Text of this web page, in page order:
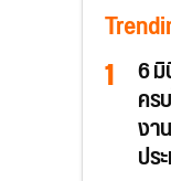
6
คร
งา
ปร